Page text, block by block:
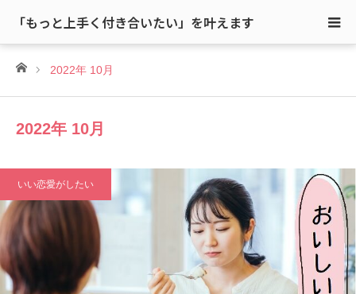
「もっと上手く付き合いたい」を叶えます
ホーム2022年 10月
2022年 10月
いい恋愛がしたい